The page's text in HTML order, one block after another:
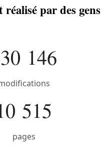
par des gens
146
515
pages